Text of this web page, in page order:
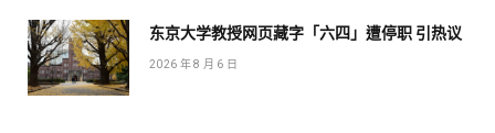
东京大学教授网页藏字「六四」遭停职 引热议
2026 年 8 月 6 日